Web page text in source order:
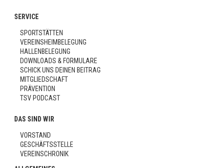
SERVICE
SPORTSTÄTTEN
VEREINSHEIMBELEGUNG
HALLENBELEGUNG
DOWNLOADS & FORMULARE
SCHICK UNS DEINEN BEITRAG
MITGLIEDSCHAFT
PRÄVENTION
TSV PODCAST
DAS SIND WIR
VORSTAND
GESCHÄFTSSTELLE
VEREINSCHRONIK